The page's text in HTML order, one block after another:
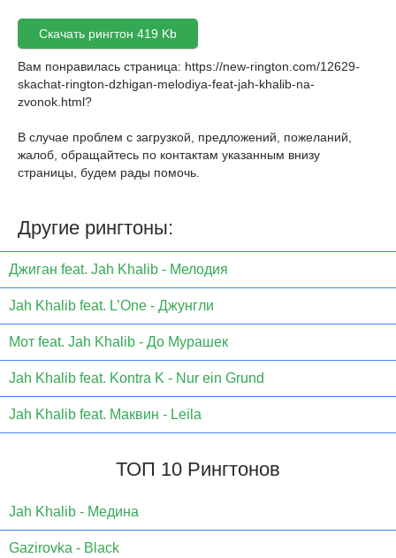
Скачать рингтон 419 Kb
Вам понравилась страница: https://new-rington.com/12629-
skachat-rington-dzhigan-melodiya-feat-jah-khalib-na-
zvonok.html?
В случае проблем с загрузкой, предложений, пожеланий,
жалоб, обращайтесь по контактам указанным внизу
страницы, будем рады помочь.
Другие рингтоны:
Джиган feat. Jah Khalib - Мелодия
Jah Khalib feat. L’One - Джунгли
Мот feat. Jah Khalib - До Мурашек
Jah Khalib feat. Kontra K - Nur ein Grund
Jah Khalib feat. Маквин - Leila
ТОП 10 Рингтонов
Jаh Khаlib - Медина
Gazirovka - Black